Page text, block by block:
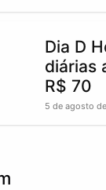
Dia D
diárias
R$ 70
5 de agosto